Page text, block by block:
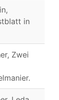
in
Zwei